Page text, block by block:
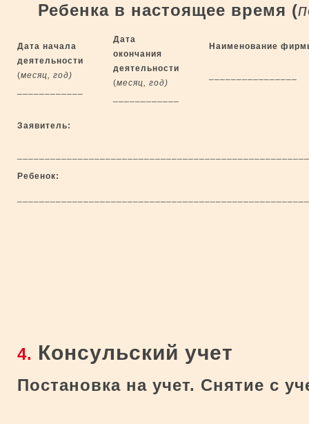
Ребенка в настоящее время (
Дата начала
деятельности
(месяц, год)
Дата
окончания
деятельности
(месяц, год)
Наименование
Заявитель:
Ребенок:
4. Консульский учет
Постановка на учет. Снятие с